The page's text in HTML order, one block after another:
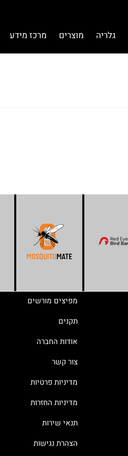
גלריה מוצרים מרכז מידע
מפיצים מורשים
תקנים
אודות החברה
צור קשר
מדיניות פרטיות
מדיניות החזרות
תנאי שירות
הצהרת נגישות